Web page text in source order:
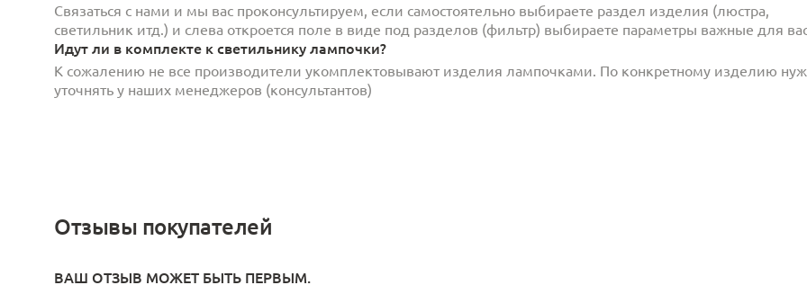
Связаться с нами и мы вас проконсультируем, если самостоятельно выбираете раздел изделия (люстра,
светильник итд.) и слева откроется поле в виде под разделов (фильтр) выбираете параметры важные для
Идут ли в комплекте к светильнику лампочки?
К сожалению не все производители укомплектовывают изделия лампочками. По конкретному изделию
уточнять у наших менеджеров (консультантов)
Отзывы покупателей
ВАШ ОТЗЫВ МОЖЕТ БЫТЬ ПЕРВЫМ.